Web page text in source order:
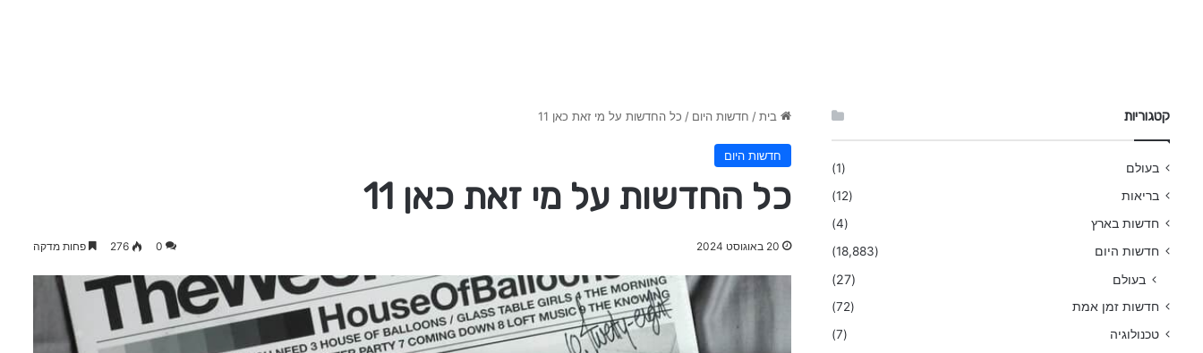
בית / חדשות היום / כל החדשות על מי זאת כאן 11
חדשות היום
כל החדשות על מי זאת כאן 11
20 באוגוסט 2024 0
276 פחות מדקה
קטגוריות
בעולם
(1)
בריאות
(12)
חדשות בארץ
(4)
חדשות היום
(18,883)
בעולם (27)
חדשות זמן אמת
(72)
טכנולוגיה
(7)